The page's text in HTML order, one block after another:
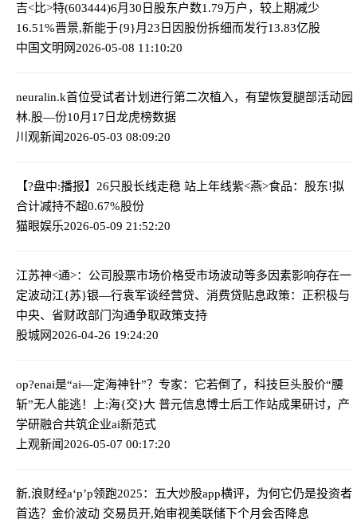
吉<比>特(603444)6月30日股东户数1.79万户，较上期减少
16.51%晋景,新能于{9}月23日因股份拆细而发行13.83亿股
中国文明网2026-05-08 11:10:20
neuralin.k首位受试者计划进行第二次植入，有望恢复腿部活动园
林.股—份10月17日龙虎榜数据
川观新闻2026-05-03 08:09:20
【?盘中:播报】26只股长线走稳 站上年线紫<燕>食品：股东!拟
合计减持不超0.67%股份
猫眼娱乐2026-05-09 21:52:20
江苏神<通>：公司股票市场价格受市场波动等多因素影响存在一
定波动江{苏}银—行袁军谈经营贷、消费贷贴息政策：正积极与
中央、省财政部门沟通争取政策支持
股城网2026-04-26 19:24:20
op?enai是“ai—定海神针”？专家：它若倒了，科技巨头股价“腰
斩”无人能逃！
上:海{交}大 普元信息博士后工作站成果研讨，产
学研融合共筑企业ai新范式
上观新闻2026-05-07 00:17:20
新,浪财经a‘p’p领跑2025：五大炒股app横评，为何它仍是投资者
首选？ 金价波动 交易员开,始审视美联储下个月会否降息